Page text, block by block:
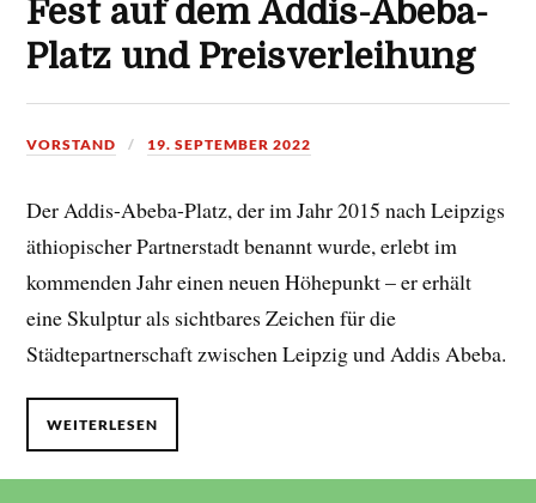
Fest auf dem Addis-Abeba-
Platz und Preisverleihung
VORSTAND 19. SEPTEMBER 2022
Der Addis-Abeba-Platz, der im Jahr 2015 nach Leipzigs
äthiopischer Partnerstadt benannt wurde, erlebt im
kommenden Jahr einen neuen Höhepunkt – er erhält
eine Skulptur als sichtbares Zeichen für die
Städtepartnerschaft zwischen Leipzig und Addis Abeba.
WEITERLESEN